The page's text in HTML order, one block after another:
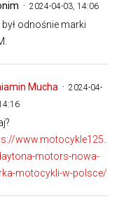
2024-04-03, 14:06
był odnośnie marki
Mucha
2024-04-
www.motocykle125.
motors-nowa-
motocykli-w-polsce/